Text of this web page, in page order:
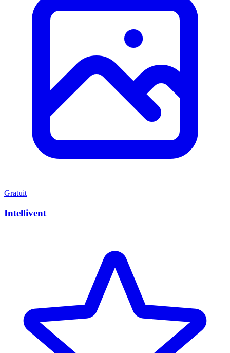
Gratuit
Intellivent